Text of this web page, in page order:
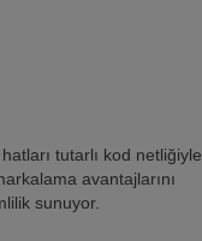
tutarlı kod netliğiyle
avantajlarını
sunuyor.